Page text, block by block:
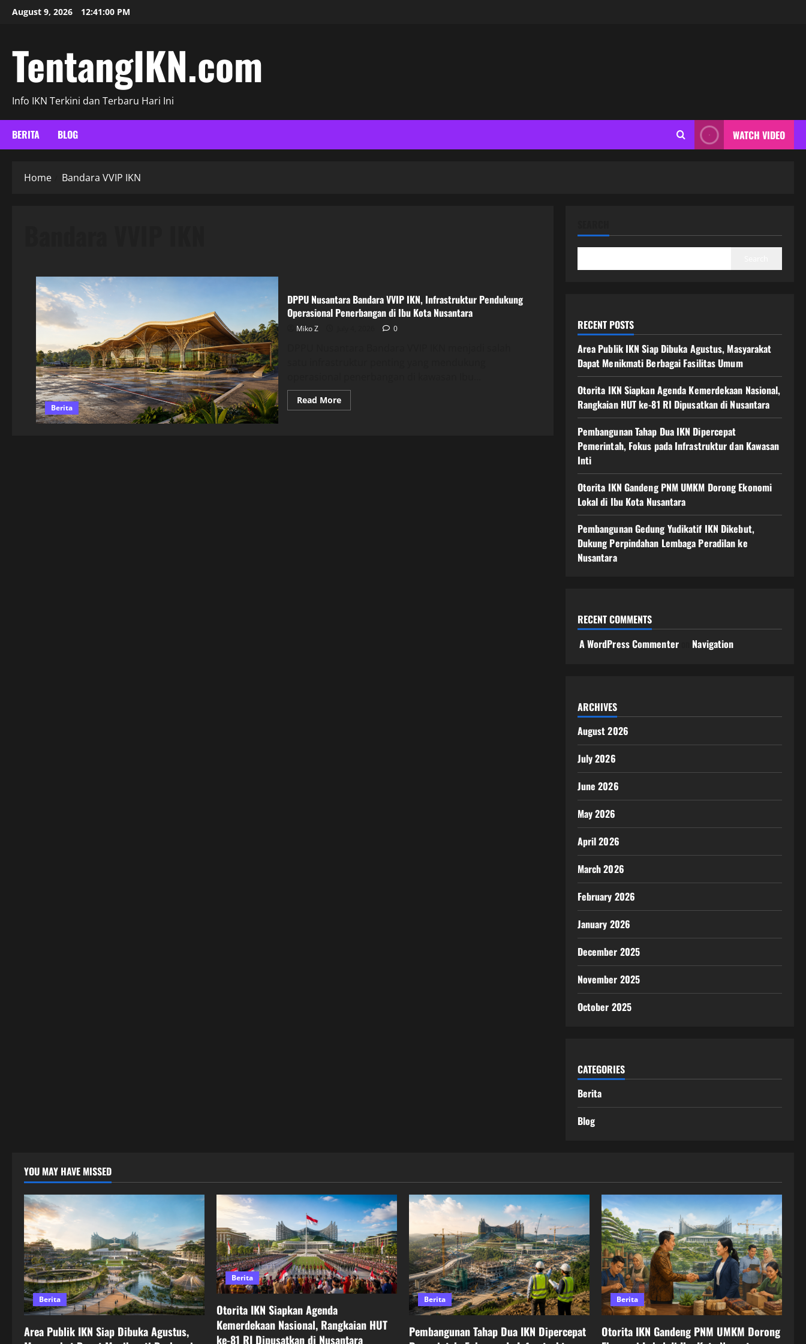
SkipAugust 9, 2026 12:41:01 PM
TentangIKN.com
Info IKN Terkini dan Terbaru Hari Ini
BERITA BLOG WATCH VIDEO
Home Bandara VVIP IKN
Berita
DPPU Nusantara Bandara VVIP IKN, Infrastruktur Pendukung
Operasional Penerbangan di Ibu Kota Nusantara
Miko Z 0
Read MoreRead
more
RECENT POSTS
Area Publik IKN Siap Dibuka Agustus, Masyarakat
Dapat Menikmati Berbagai Fasilitas Umum
Otorita IKN Siapkan Agenda Kemerdekaan Nasional,
Rangkaian HUT ke-81 RI Dipusatkan di Nusantara
Pembangunan Tahap Dua IKN Dipercepat
Pemerintah, Fokus pada Infrastruktur dan Kawasan
Inti
Otorita IKN Gandeng PNM UMKM Dorong Ekonomi
Lokal di Ibu Kota Nusantara
Pembangunan Gedung Yudikatif IKN Dikebut,
Dukung Perpindahan Lembaga Peradilan ke
Nusantara
RECENT COMMENTS
A WordPress Commenteron Navigation
ARCHIVES
August 2026
July 2026
June 2026
May 2026
April 2026
March 2026
February 2026
January 2026
December 2025
November 2025
October 2025
CATEGORIES
Berita
Blog
YOU MAY HAVE MISSED
Berita
Area Publik IKN Siap Dibuka Agustus,
Berita
Otorita IKN Siapkan Agenda
Kemerdekaan Nasional, Rangkaian HUT
ke-81 RI Dipusatkan di Nusantara
Berita
Pembangunan Tahap Dua IKN Dipercepat
Berita
Otorita IKN Gandeng PNM UMKM Dorong